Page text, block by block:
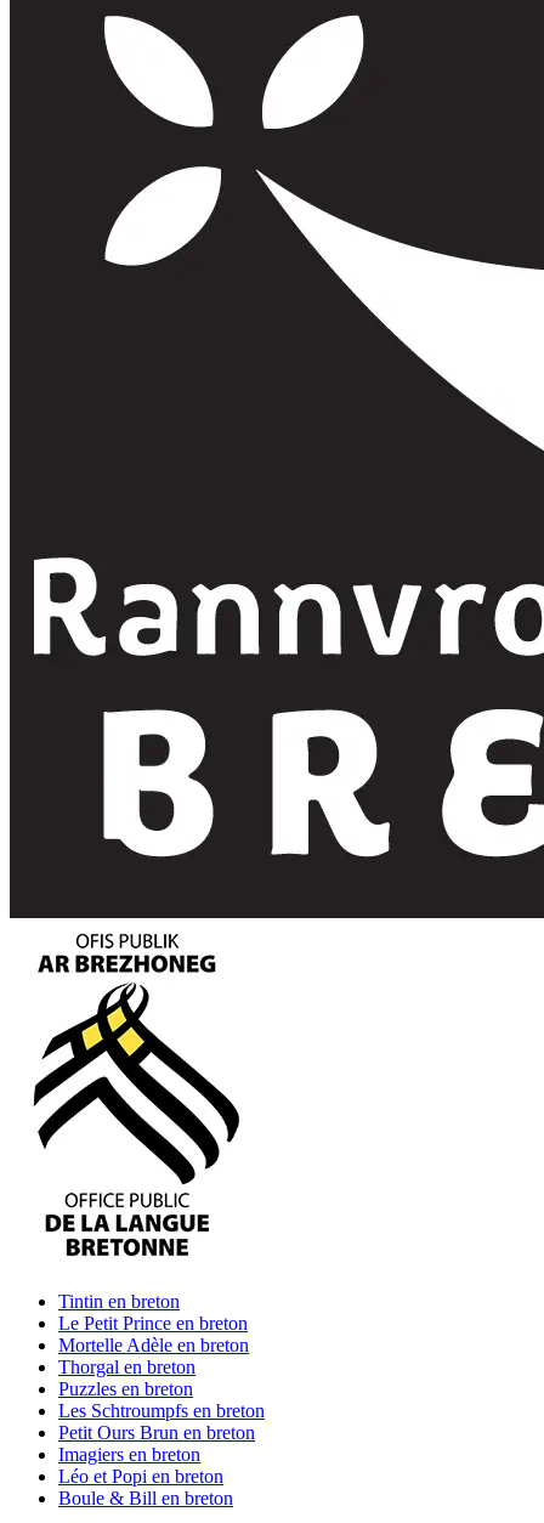
Tintin en breton
Le Petit Prince en breton
Mortelle Adèle en breton
Thorgal en breton
Puzzles en breton
Les Schtroumpfs en breton
Petit Ours Brun en breton
Imagiers en breton
Léo et Popi en breton
Boule & Bill en breton